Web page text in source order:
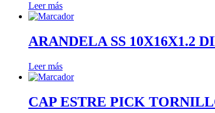
Leer más
ARANDELA SS 10X16X1.2
Leer más
CAP ESTRE PICK